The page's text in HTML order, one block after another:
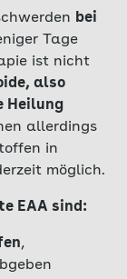
bei
Tage
ist nicht
also
Heilung
allerdings
in
möglich.
EAA sind:
,